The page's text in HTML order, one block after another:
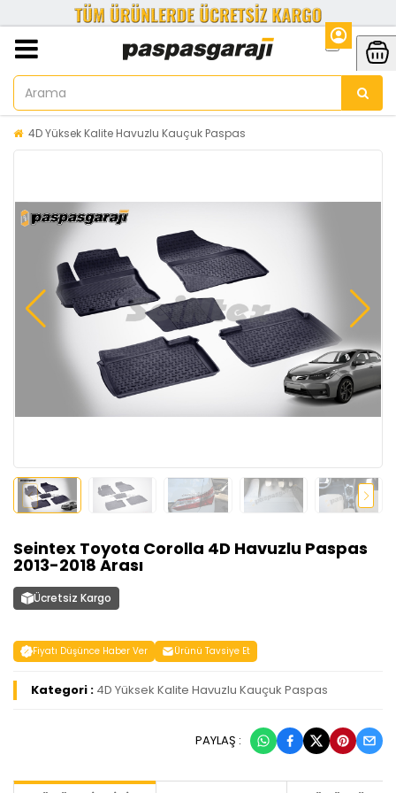
4D Yüksek Kalite Havuzlu Kauçuk Paspas
Seintex Toyota Corolla 4D Havuzlu Paspas
2013-2018 Arası
Ücretsiz Kargo
Fiyatı Düşünce Haber Ver Ürünü Tavsiye Et
Kategori : 4D Yüksek Kalite Havuzlu Kauçuk Paspas
PAYLAŞ :